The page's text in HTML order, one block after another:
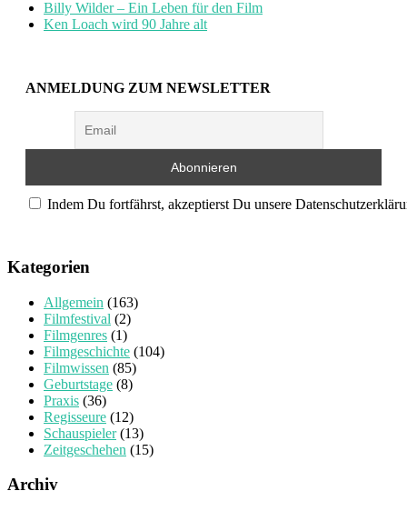
Billy Wilder – Ein Leben für den Film
Ken Loach wird 90 Jahre alt
ANMELDUNG ZUM NEWSLETTER
Indem Du fortfährst, akzeptierst Du unsere
Kategorien
Allgemein (163)
Filmfestival (2)
Filmgenres (1)
Filmgeschichte (104)
Filmwissen (85)
Geburtstage (8)
Praxis (36)
Regisseure (12)
Schauspieler(13)
Zeitgeschehen (15)
Archiv